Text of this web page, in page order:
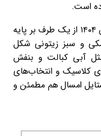
است.
در نهایت می‌توان گفت رنگ‌ ترند پاییز و زمستان ۱۴۰۴ از یک طرف بر پایه
و سبز زیتونی شکل
آبی کبالت و بنفش
کلاسیک و انتخاب‌های
امسال هم مطمئن و